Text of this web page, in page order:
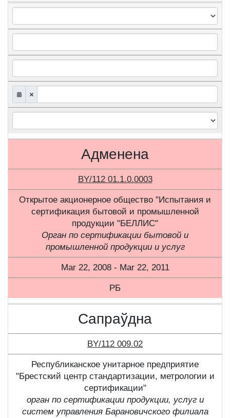
Адменена
BY/112 01.1.0.0003
Открытое акционерное общество "Испытания и
сертификация бытовой и промышленной
продукции "БЕЛЛИС"
Орган по сертификации бытовой и
промышленной продукции и услуг
Mar 22, 2008 - Mar 22, 2011
РБ
Сапраўдна
BY/112 009.02
Республиканское унитарное предприятие
"Брестский центр стандартизации, метрологии и
сертификации"
орган по сертификации продукции, услуг и
систем управления Барановичского филиала